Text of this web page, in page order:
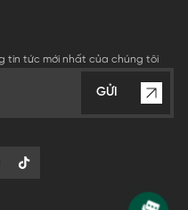
tin tức mới nhất của chúng tôi
GỬI